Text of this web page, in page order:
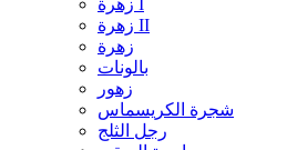
زهرة I
زهرة II
زهرة
بالونات
زهور
شجرة الكريسماس
رجل الثلج